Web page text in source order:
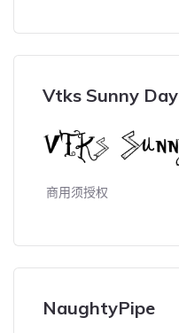
Vtks Sunny Day
商用须授权
NaughtyPipe